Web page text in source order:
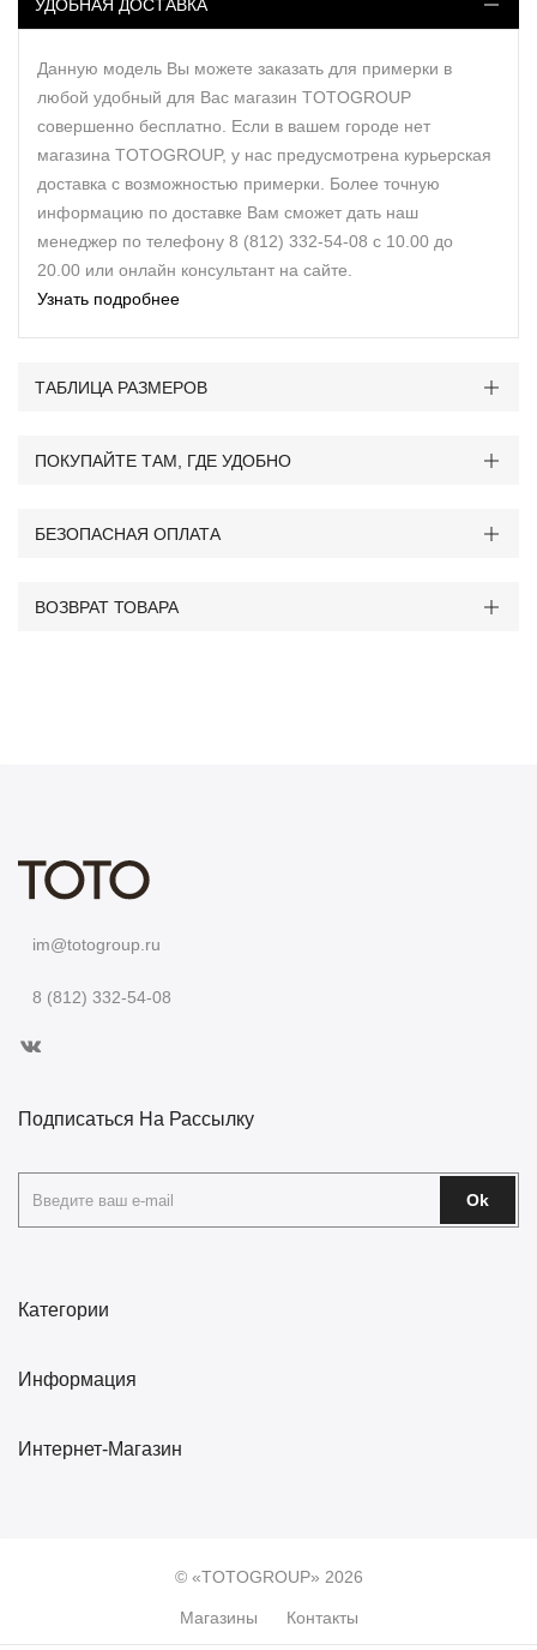
УДОБНАЯ ДОСТАВКА
Данную модель Вы можете заказать для примерки в
любой удобный для Вас магазин TOTOGROUP
совершенно бесплатно. Если в вашем городе нет
магазина TOTOGROUP, у нас предусмотрена курьерская
доставка с возможностью примерки. Более точную
информацию по доставке Вам сможет дать наш
менеджер по телефону 8 (812) 332-54-08 с 10.00 до
20.00 или онлайн консультант на сайте.
Узнать подробнее
ТАБЛИЦА РАЗМЕРОВ
ПОКУПАЙТЕ ТАМ, ГДЕ УДОБНО
БЕЗОПАСНАЯ ОПЛАТА
ВОЗВРАТ ТОВАРА
im@totogroup.ru
8 (812) 332-54-08
Категории
Информация
Интернет-Магазин
Подписаться На Рассылку
Ok
© «TOTOGROUP» 2026
Магазины Контакты